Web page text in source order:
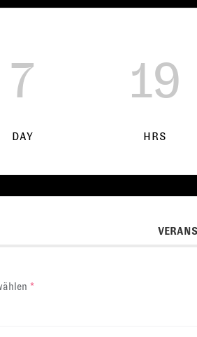
7
DAY
19
HRS
*